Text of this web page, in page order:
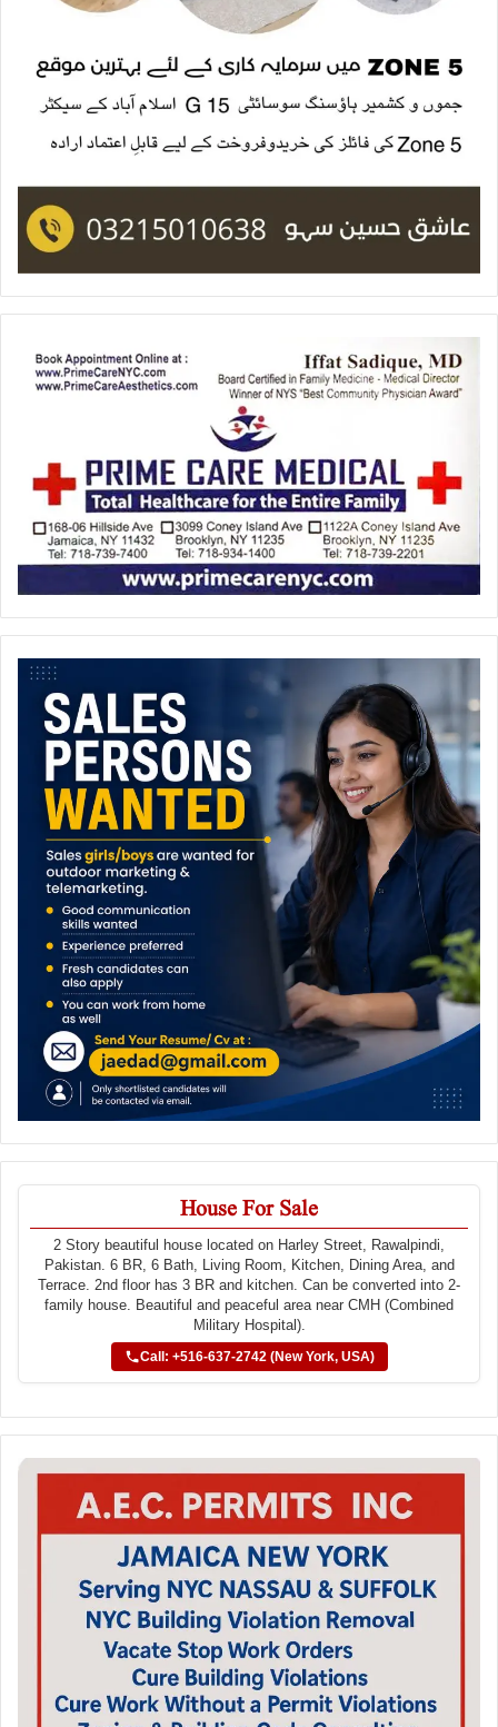
House For Sale
2 Story beautiful house located on Harley Street, Rawalpindi,
Pakistan. 6 BR, 6 Bath, Living Room, Kitchen, Dining Area, and
Terrace. 2nd floor has 3 BR and kitchen. Can be converted into 2-
family house. Beautiful and peaceful area near CMH (Combined
Military Hospital).
Call: +516-637-2742 (New York, USA)